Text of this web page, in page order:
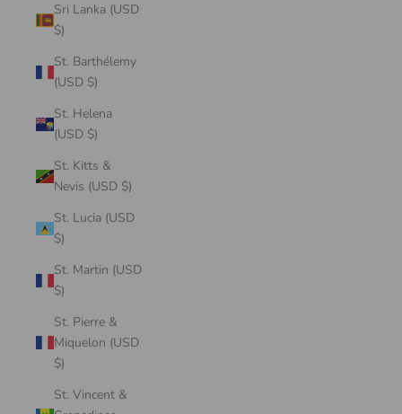
Sri Lanka (USD
$)
St. Barthélemy
(USD $)
St. Helena
(USD $)
St. Kitts &
Nevis (USD $)
St. Lucia (USD
$)
St. Martin (USD
$)
St. Pierre &
Miquelon (USD
$)
St. Vincent &